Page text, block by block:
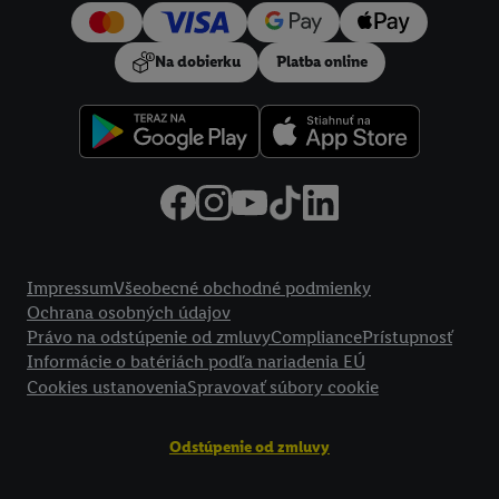
Na dobierku Platba online
ImpressumVšeobecné obchodné podmienky
Ochrana osobných údajov
Právo na odstúpenie od zmluvyCompliancePrístupnosť
Informácie o batériách podľa nariadenia EÚ
Cookies ustanoveniaSpravovať súbory cookie
Odstúpenie od zmluvy
používanie potrebných technológií. Kliknutím na "Súhlasím
vyjadríte súhlas so spracúvaním na všetky vyššie uvedené účely.
Ďalšie informácie vrátane informácií o dobe uchovávania
údajov a Vašom práve kedykoľvek odvolať súhlas s účinnosťou
do budúcnosti nájdete v našich
zásadách ochrany osobných
.Imprint nájdete tu.